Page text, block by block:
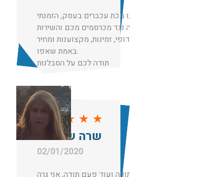
הייתה לנו מכת עכברים בעסק, הזמנתי
הדברה נגד מכרסמים מכם והשירות
היה ללא דופי, זמינות, מקצוענות ומחיר
באמת שאפו.
תודה לכם על הסבלנות
★ ★★ ★ ★
שרה שם טוב
02/01/2020
תודה תודה ועוד פעם תודה, אני גרה